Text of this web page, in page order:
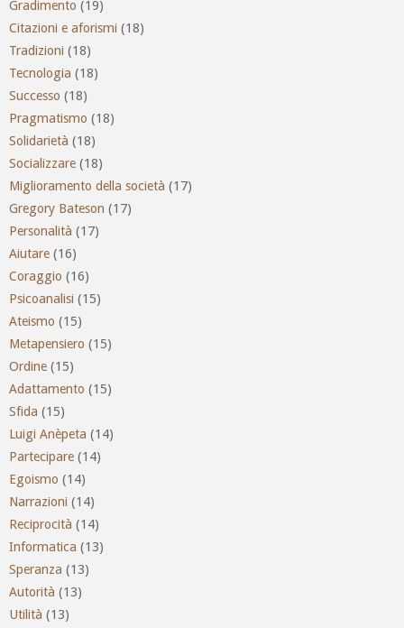
Gradimento (19)
Citazioni e aforismi (18)
Tradizioni (18)
Tecnologia (18)
Successo (18)
Pragmatismo (18)
Solidarietà (18)
Socializzare (18)
Miglioramento della società (17)
Gregory Bateson (17)
Personalità (17)
Aiutare (16)
Coraggio (16)
Psicoanalisi (15)
Ateismo (15)
Metapensiero (15)
Ordine (15)
Adattamento (15)
Sfida (15)
Luigi Anèpeta (14)
Partecipare (14)
Egoismo (14)
Narrazioni (14)
Reciprocità (14)
Informatica (13)
Speranza (13)
Autorità (13)
Utilità (13)